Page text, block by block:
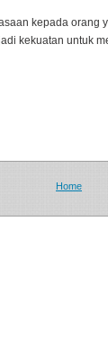
kepada orang
kekuatan untuk
Home